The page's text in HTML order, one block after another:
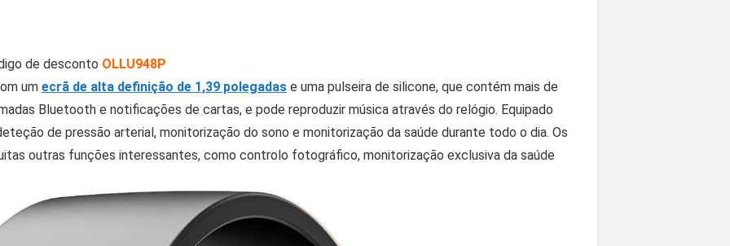
de desconto OLLU948P
um ecrã de alta definição de 1,39 polegadas e uma pulseira de silicone, que contém mais de
Bluetooth e notificações de cartas, e pode reproduzir música através do relógio. Equipado
de pressão arterial, monitorização do sono e monitorização da saúde durante todo o dia. Os
outras funções interessantes, como controlo fotográfico, monitorização exclusiva da saúde